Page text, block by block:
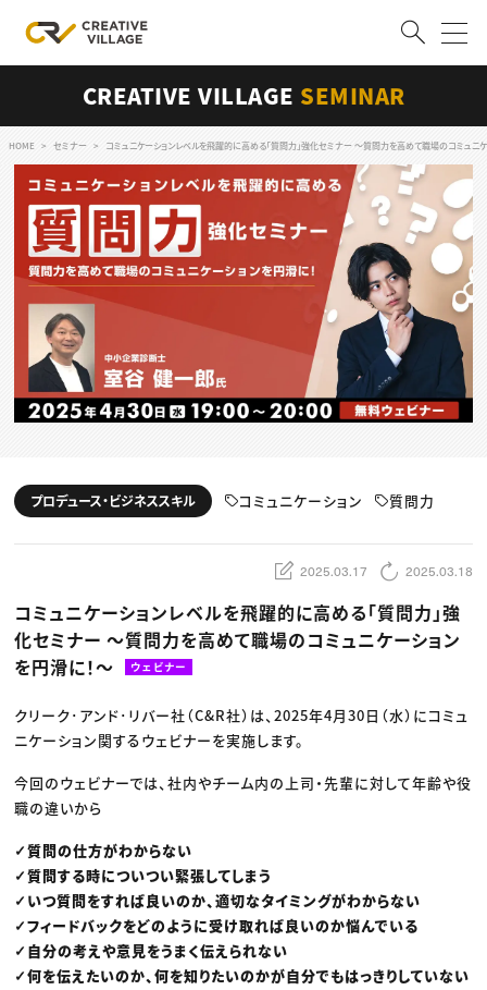
ログイン 会員登録
RECRUIT
クリエイター求人を探す
CREATIVE JOB求人検索
特集求人
採用説明会
転職支援サービス
CONTENTS
スキルアップしたい！
動画配信・映像制作
編集・ライティング
ディレクション
TOP Creator’s コラム トップ
Webクリエイター
ゲームクリエイター
クリエイターインタビュー
C＆R Magazine
セミナー
ニュース・トレンド トップ
Web
映像
ゲーム・エンタメ
広告
CREATIVE VILLAGEからのお知らせ
CREATIVE VILLAGE SEMINAR
HOME セミナー コミュニケーションレベルを飛躍的に高める「質問力」強化セミナー 〜質問力を高めて職場のコミュニ
プロデュース・ビジネススキル コミュニケーション 質問力
2025.03.17 2025.03.18
コミュニケーションレベルを飛躍的に高める「質問力」強
化セミナー 〜質問力を高めて職場のコミュニケーション
を円滑に！〜
ウェビナー
クリーク･アンド･リバー社（C&R社）は、2025年4月30日（水）にコミュ
ニケーション関するウェビナーを実施します。
今回のウェビナーでは、社内やチーム内の上司・先輩に対して年齢や役
職の違いから
✓質問の仕方がわからない
✓質問する時についつい緊張してしまう
✓いつ質問をすれば良いのか、適切なタイミングがわからない
✓フィードバックをどのように受け取れば良いのか悩んでいる
✓自分の考えや意見をうまく伝えられない
✓何を伝えたいのか、何を知りたいのかが自分でもはっきりしていない